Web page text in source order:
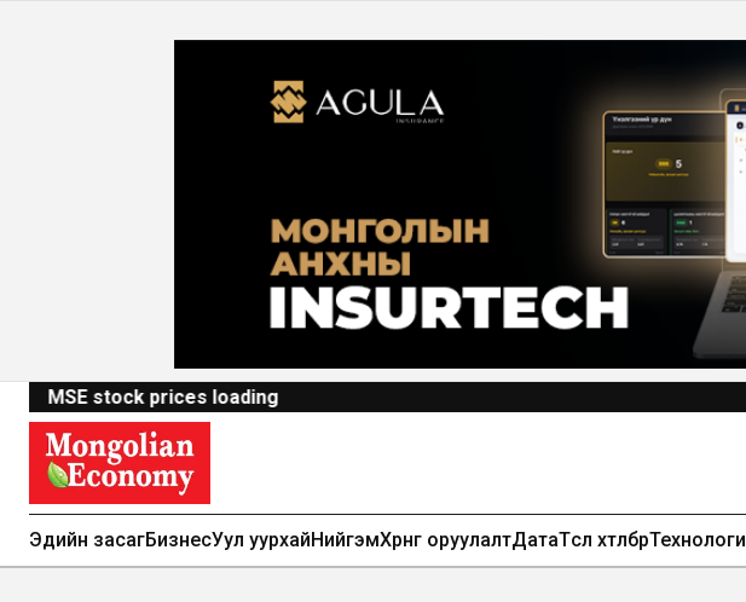
MSE stock prices loading
Эдийн засагБизнесУул уурхайНийгэмХөрөнгө оруулалтДатаТөсөл хөтөлбөрТехнологи